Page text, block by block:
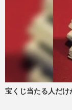
宝くじ当たる人だ